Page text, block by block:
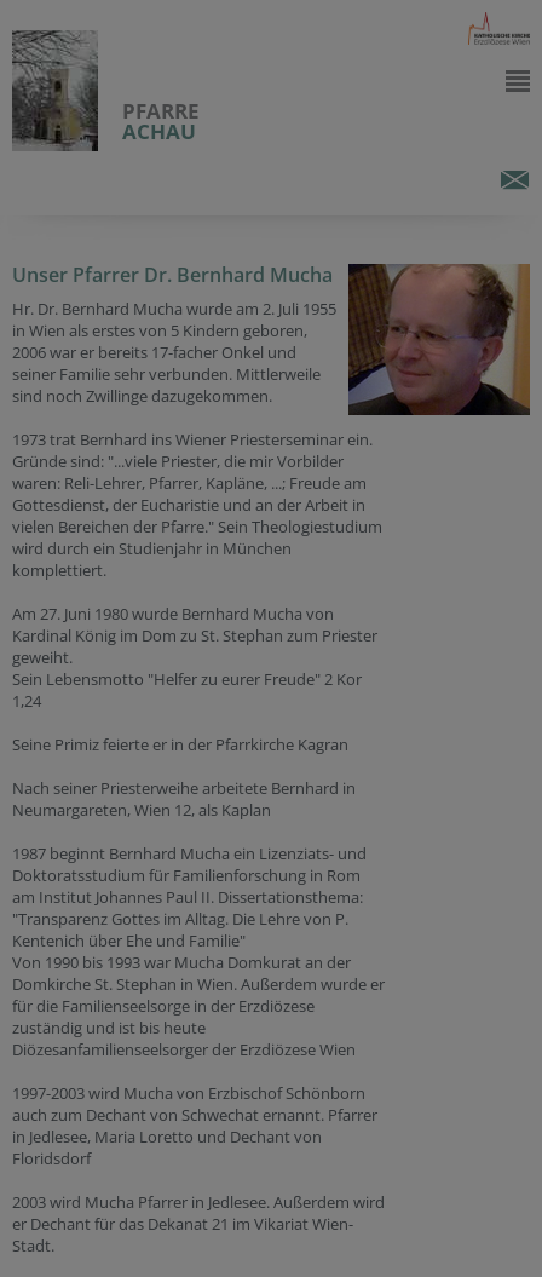
PFARRE
ACHAU
Unser Pfarrer Dr. Bernhard Mucha
Hr. Dr. Bernhard Mucha wurde am 2. Juli 1955
in Wien als erstes von 5 Kindern geboren,
2006 war er bereits 17-facher Onkel und
seiner Familie sehr verbunden. Mittlerweile
sind noch Zwillinge dazugekommen.
1973 trat Bernhard ins Wiener Priesterseminar ein.
Gründe sind: "...viele Priester, die mir Vorbilder
waren: Reli-Lehrer, Pfarrer, Kapläne, ...; Freude am
Gottesdienst, der Eucharistie und an der Arbeit in
vielen Bereichen der Pfarre." Sein Theologiestudium
wird durch ein Studienjahr in München
komplettiert.
Am 27. Juni 1980 wurde Bernhard Mucha von
Kardinal König im Dom zu St. Stephan zum Priester
geweiht.
Sein Lebensmotto "Helfer zu eurer Freude" 2 Kor
1,24
Seine Primiz feierte er in der Pfarrkirche Kagran
Nach seiner Priesterweihe arbeitete Bernhard in
Neumargareten, Wien 12, als Kaplan
1987 beginnt Bernhard Mucha ein Lizenziats- und
Doktoratsstudium für Familienforschung in Rom
am Institut Johannes Paul II. Dissertationsthema:
"Transparenz Gottes im Alltag. Die Lehre von P.
Kentenich über Ehe und Familie"
Von 1990 bis 1993 war Mucha Domkurat an der
Domkirche St. Stephan in Wien. Außerdem wurde er
für die Familienseelsorge in der Erzdiözese
zuständig und ist bis heute
Diözesanfamilienseelsorger der Erzdiözese Wien
1997-2003 wird Mucha von Erzbischof Schönborn
auch zum Dechant von Schwechat ernannt. Pfarrer
in Jedlesee, Maria Loretto und Dechant von
Floridsdorf
2003 wird Mucha Pfarrer in Jedlesee. Außerdem wird
er Dechant für das Dekanat 21 im Vikariat Wien-
Stadt.